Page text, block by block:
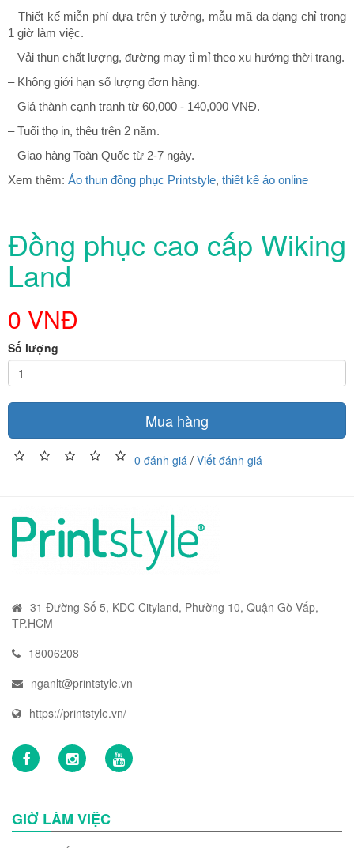
– Thiết kế miễn phí dựa trên ý tưởng, mẫu mã đa dạng chỉ trong
1 giờ làm việc.
– Vải thun chất lượng, đường may tỉ mỉ theo xu hướng thời trang.
– Không giới hạn số lượng đơn hàng.
– Giá thành cạnh tranh từ 60,000 - 140,000 VNĐ.
– Tuổi thọ in, thêu trên 2 năm.
– Giao hàng Toàn Quốc từ 2-7 ngày.
Xem thêm: Áo thun đồng phục Printstyle, thiết kế áo online
Đồng phục cao cấp Wiking
Land
0 VNĐ
Số lượng
Mua hàng
0 đánh giá / Viết đánh giá
31 Đường Số 5, KDC Cityland, Phường 10, Quận Gò Vấp,
TP.HCM
18006208
nganlt@printstyle.vn
https://printstyle.vn/
GIỜ LÀM VIỆC